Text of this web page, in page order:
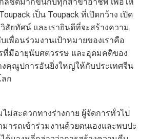
เป็น Toupack ที่เปิดกว้าง เปิด
สัยทัศน์ และเรายินดีที่จะสร้างความ
เพื่อนร่วมงานเป้าหมายของเราคือ
ที่มีอายุนับศตวรรษ และอุดมคติของ
งคุณูปการอันยิ่งใหญ่ให้กับประเทศจีน
ก
ไม่สะดวกทางร่างกาย ผู้จัดการทั่วไป
มารถเข้าร่วมงานด้วยตนเองและพบปะ